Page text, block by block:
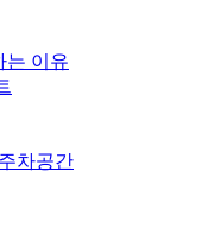
는 이유
차공간